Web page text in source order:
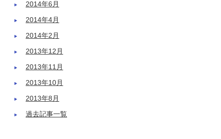
2014年6月
2014年4月
2014年2月
2013年12月
2013年11月
2013年10月
2013年8月
過去記事一覧